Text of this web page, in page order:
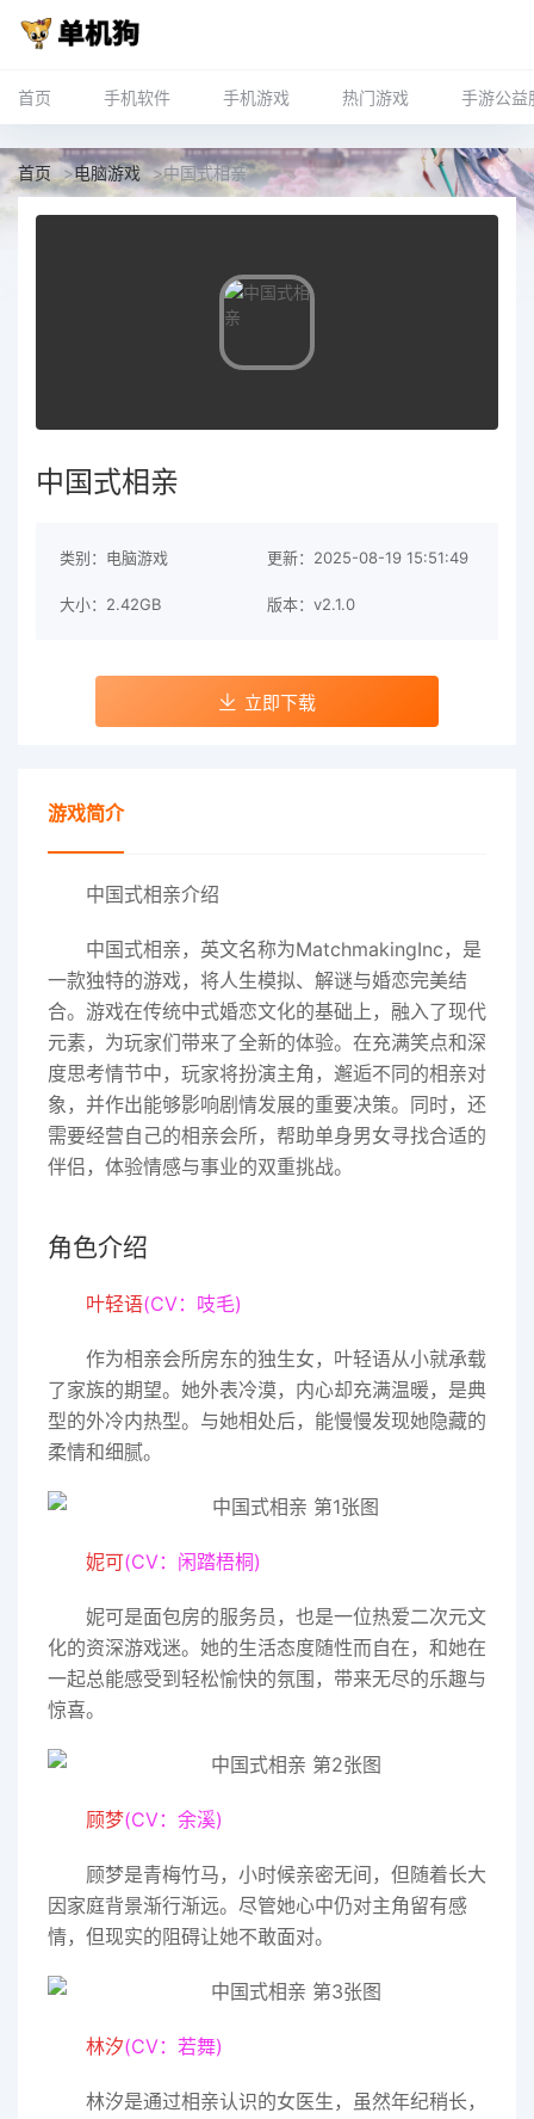
首页 手机软件 手机游戏 热门游戏 手游公益
首页 >电脑游戏 >中国式相亲
中国式相亲
类别：电脑游戏 更新：2025-08-19 15:51:49
大小：2.42GB 版本：v2.1.0
立即下载
游戏简介
中国式相亲介绍
中国式相亲，英文名称为MatchmakingInc，是
一款独特的游戏，将人生模拟、解谜与婚恋完美结
合。游戏在传统中式婚恋文化的基础上，融入了现代
元素，为玩家们带来了全新的体验。在充满笑点和深
度思考情节中，玩家将扮演主角，邂逅不同的相亲对
象，并作出能够影响剧情发展的重要决策。同时，还
需要经营自己的相亲会所，帮助单身男女寻找合适的
伴侣，体验情感与事业的双重挑战。
角色介绍
叶轻语(CV：吱毛)
作为相亲会所房东的独生女，叶轻语从小就承载
了家族的期望。她外表冷漠，内心却充满温暖，是典
型的外冷内热型。与她相处后，能慢慢发现她隐藏的
柔情和细腻。
妮可(CV：闲踏梧桐)
妮可是面包房的服务员，也是一位热爱二次元文
化的资深游戏迷。她的生活态度随性而自在，和她在
一起总能感受到轻松愉快的氛围，带来无尽的乐趣与
惊喜。
顾梦(CV：余溪)
顾梦是青梅竹马，小时候亲密无间，但随着长大
因家庭背景渐行渐远。尽管她心中仍对主角留有感
情，但现实的阻碍让她不敢面对。
林汐(CV：若舞)
林汐是通过相亲认识的女医生，虽然年纪稍长，